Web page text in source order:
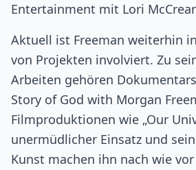
Entertainment mit Lori
Aktuell ist Freeman weiterhin
von Projekten involviert. Zu
Arbeiten gehören
Story of God with Morgan
Filmproduktionen wie „Our
unermüdlicher Einsatz und
Kunst machen ihn nach wie